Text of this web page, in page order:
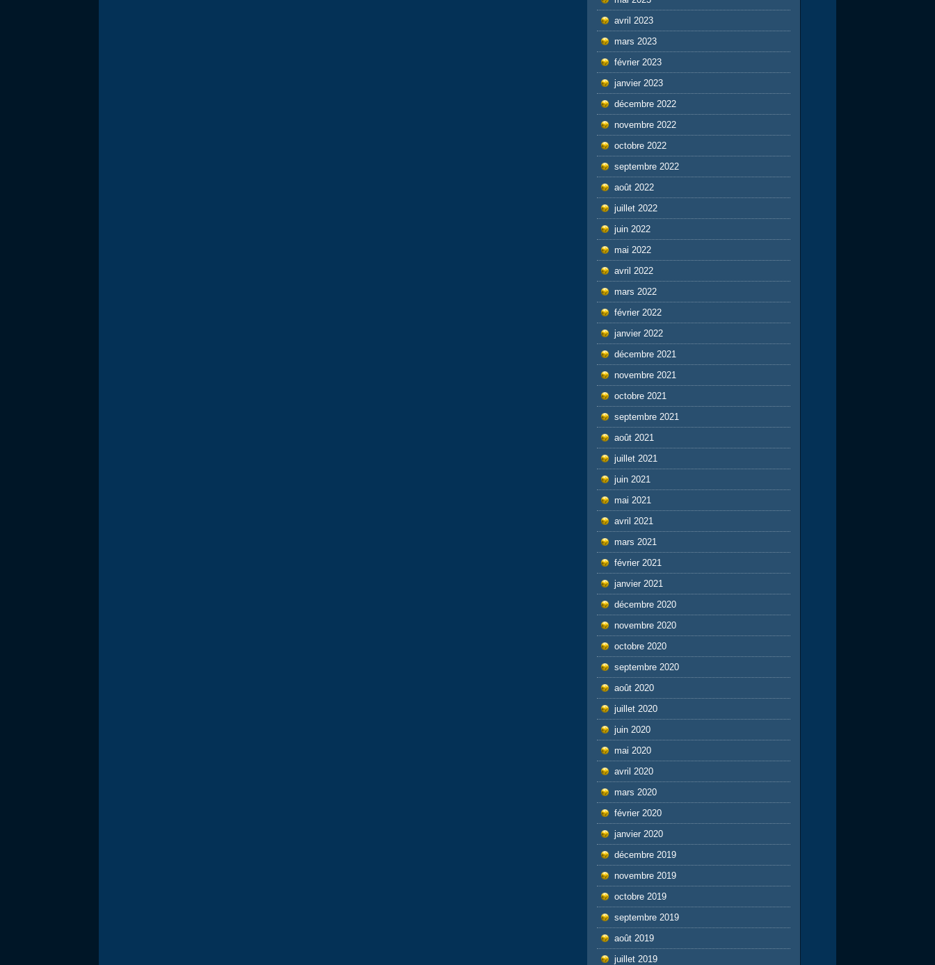
avril 2023
mars 2023
février 2023
janvier 2023
décembre 2022
novembre 2022
octobre 2022
septembre 2022
août 2022
juillet 2022
juin 2022
mai 2022
avril 2022
mars 2022
février 2022
janvier 2022
décembre 2021
novembre 2021
octobre 2021
septembre 2021
août 2021
juillet 2021
juin 2021
mai 2021
avril 2021
mars 2021
février 2021
janvier 2021
décembre 2020
novembre 2020
octobre 2020
septembre 2020
août 2020
juillet 2020
juin 2020
mai 2020
avril 2020
mars 2020
février 2020
janvier 2020
décembre 2019
novembre 2019
octobre 2019
septembre 2019
août 2019
juillet 2019